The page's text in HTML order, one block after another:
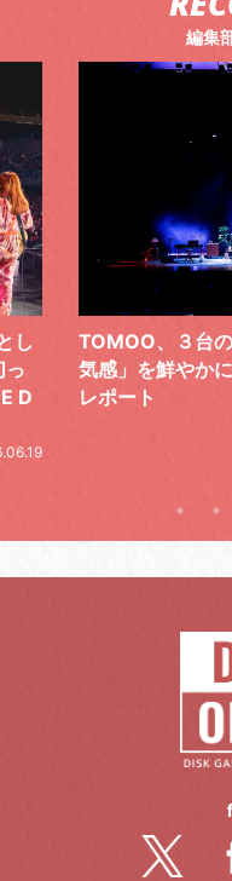
編集
空
を
筋肉少女帯、恒
の日」。今年は“
として開催。天